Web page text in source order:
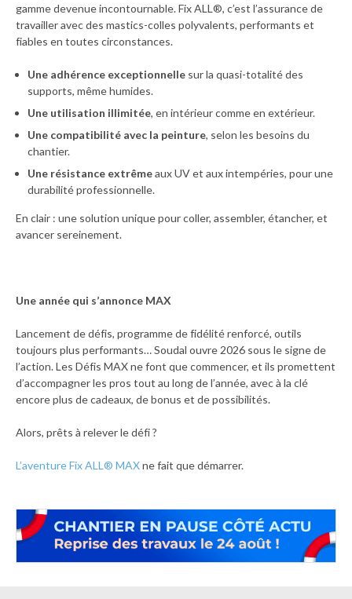
gamme devenue incontournable. Fix ALL®, c’est l’assurance de
travailler avec des mastics-colles polyvalents, performants et
fiables en toutes circonstances.
Une adhérence exceptionnelle sur la quasi-totalité des
supports, même humides.
Une utilisation illimitée, en intérieur comme en extérieur.
Une compatibilité avec la peinture, selon les besoins du
chantier.
Une résistance extrêmeaux UV et aux intempéries, pour une
durabilité professionnelle.
En clair : une solution unique pour coller, assembler, étancher, et
avancer sereinement.
Une année qui s’annonce MAX
Lancement de défis, programme de fidélité renforcé, outils
toujours plus performants… Soudal ouvre 2026 sous le signe de
l’action. Les Défis MAX ne font que commencer, et ils promettent
d’accompagner les pros tout au long de l’année, avec à la clé
encore plus de cadeaux, de bonus et de possibilités.
Alors, prêts à relever le défi ?
L’aventure Fix ALL® MAXne fait que démarrer.